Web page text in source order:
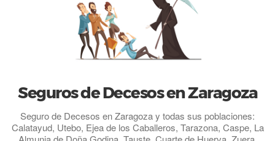
Seguros de Decesos en Zaragoza
Seguro de Decesos en Zaragoza y todas sus poblaciones:
Calatayud, Utebo, Ejea de los Caballeros, Tarazona, Caspe, La